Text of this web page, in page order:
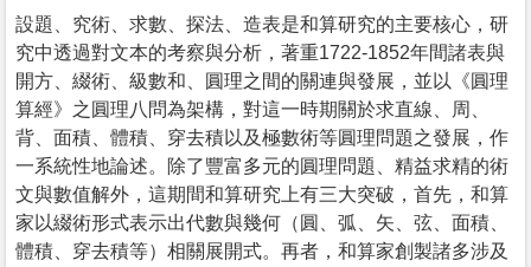
設題、究術、求數、探法、造表是和算研究的主要核心，研
究中透過對文本的考察與分析，著重1722-1852年間諸表與
開方、綴術、級數和、圓理之間的關連與發展，並以《圓理
算經》之圓理八問為架構，對這一時期關於求直線、周、
背、面積、體積、穿去積以及極數術等圓理問題之發展，作
一系統性地論述。除了豐富多元的圓理問題、精益求精的術
文與數值解外，這期間和算研究上有三大突破，首先，和算
家以綴術形式表示出代數與幾何（圓、弧、矢、弦、面積、
體積、穿去積等）相關展開式。再者，和算家創製諸多涉及